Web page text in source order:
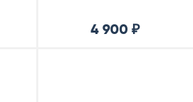
4 900 ₽